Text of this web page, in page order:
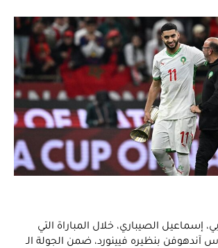
إسماعيل الصيباري، خلال المباراة التي
بنظيره فيينورد، ضمن الجولة الـ